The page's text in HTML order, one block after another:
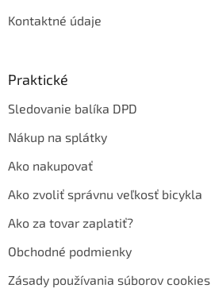
Kontaktné údaje
Praktické
Sledovanie balíka DPD
Nákup na splátky
Ako nakupovať
Ako zvoliť správnu veľkosť bicykla
Ako za tovar zaplatiť?
Obchodné podmienky
Zásady používania súborov cookies